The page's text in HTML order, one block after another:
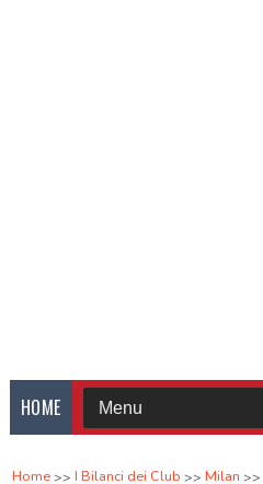
HOME
Home I Bilanci dei Club Milan